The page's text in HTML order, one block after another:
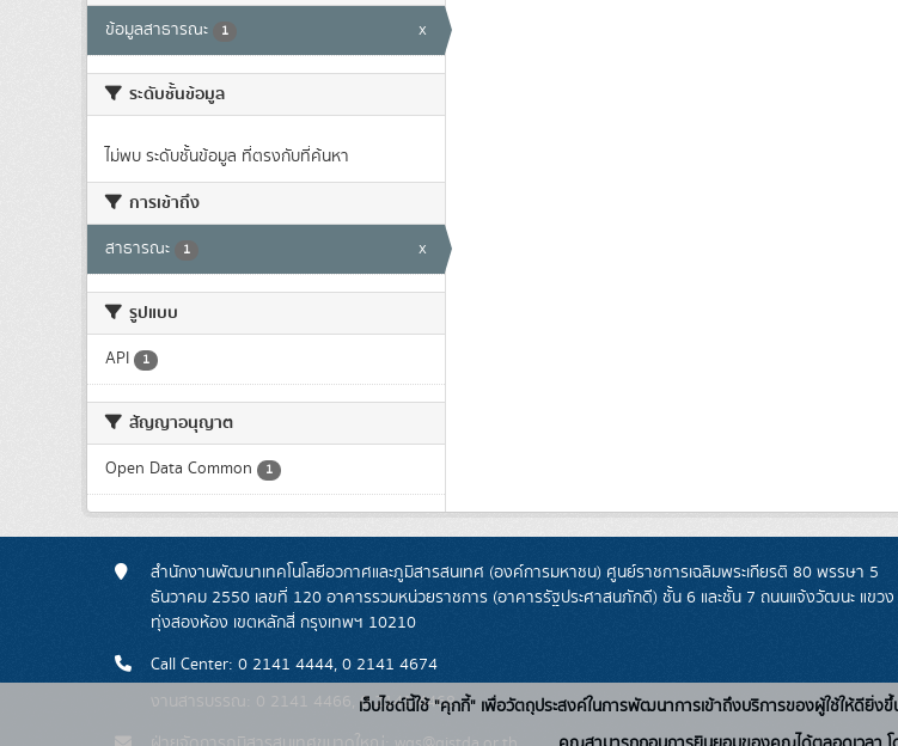
ข้อมูลสาธารณะ 1 x
ระดับชั้นข้อมูล
ไม่พบ ระดับชั้นข้อมูล ที่ตรงกับที่ค้นหา
การเข้าถึง
สาธารณะ 1 x
รูปแบบ
API 1
สัญญาอนุญาต
Open Data Common 1
สำนักงานพัฒนาเทคโนโลยีอวกาศและภูมิสารสนเทศ (องค์การมหาชน) ศูนย์ราชการเฉลิมพระเกียรติ 80 พรรษา 5
ธันวาคม 2550 เลขที่ 120 อาคารรวมหน่วยราชการ (อาคารรัฐประศาสนภักดี) ชั้น 6 และชั้น 7 ถนนแจ้งวัฒนะ แขวง
ทุ่งสองห้อง เขตหลักสี่ กรุงเทพฯ 10210
Call Center: 0 2141 4444, 0 2141 4674
งานสารบรรณ: 0 2141 4466, 0 2141 4468เว็บไซต์นี้ใช้ "คุกกี้" เพื่อวัตถุประสงค์ในการพัฒนาการเข้าถึงบริการของผู้ใช้ให้ดียิ่